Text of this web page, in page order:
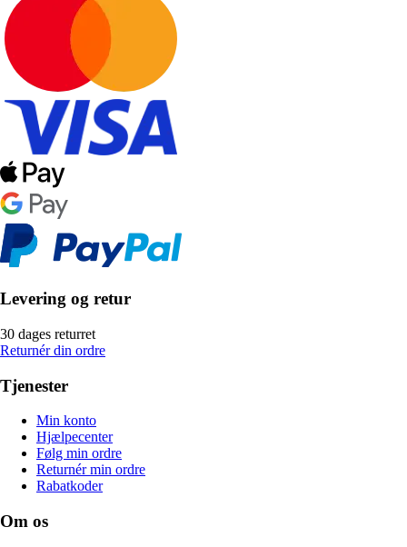
Levering og retur
30 dages returret
Returnér din ordre
Tjenester
Min konto
Hjælpecenter
Følg min ordre
Returnér min ordre
Rabatkoder
Om os